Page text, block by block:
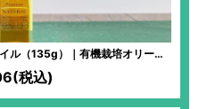
ル（135g）｜有機栽培オリーブ
生食にピッタリな甘い味わいのア
すーっと飲める「オリーブのジュ
」！
税込)